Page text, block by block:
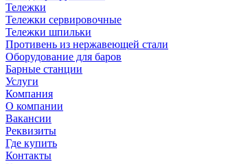
Тележки
Тележки сервировочные
Тележки шпильки
Противень из нержавеющей стали
Оборудование для баров
Барные станции
Услуги
Компания
О компании
Вакансии
Реквизиты
Где купить
Контакты